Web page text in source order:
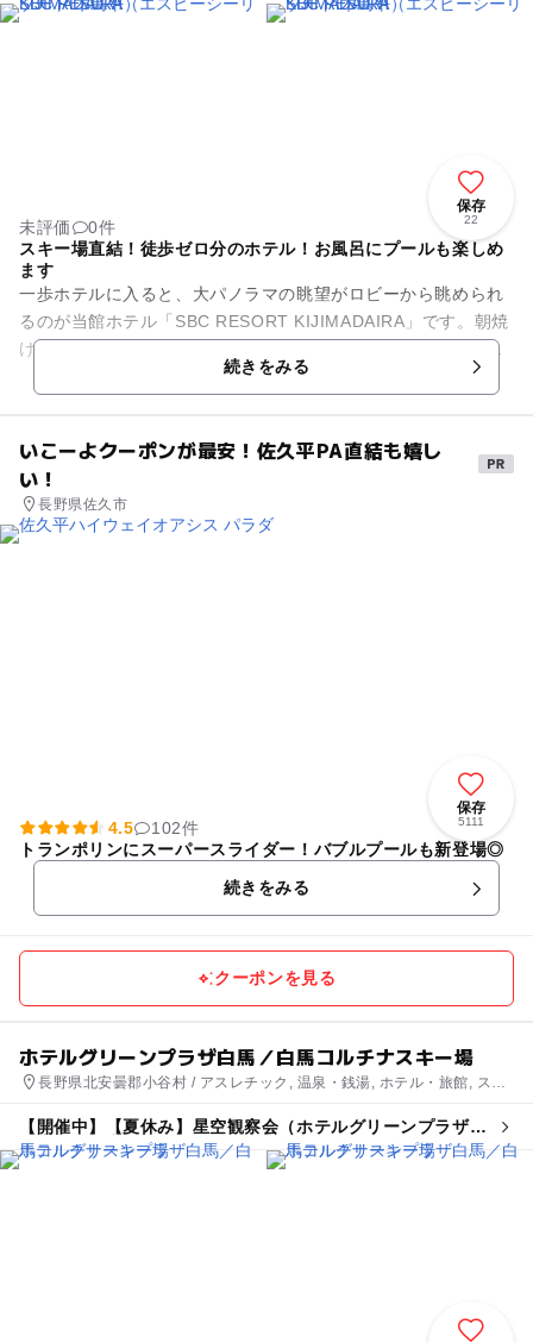
保存
22
未評価
0件
スキー場直結！徒歩ゼロ分のホテル！お風呂にプールも楽しめ
ます
一歩ホテルに入ると、大パノラマの眺望がロビーから眺められ
るのが当館ホテル「SBC RESORT KIJIMADAIRA」です。朝焼
けや夕日、秋冬には雲海もみられるので滞在中はロビーでくつ
続きをみる
いこーよクーポンが最安！佐久平PA直結も嬉し
い！
長野県佐久市
保存
5111
4.5
102件
トランポリンにスーパースライダー！バブルプールも新登場◎
続きをみる
クーポンを見る
ホテルグリーンプラザ白馬／白馬コルチナスキー場
長野県北安曇郡小谷村 / アスレチック, 温泉・銭湯, ホテル・旅館, スキ
【開催中】【夏休み】星空観察会（ホテルグリーンプラザ白
馬宿泊者限定）